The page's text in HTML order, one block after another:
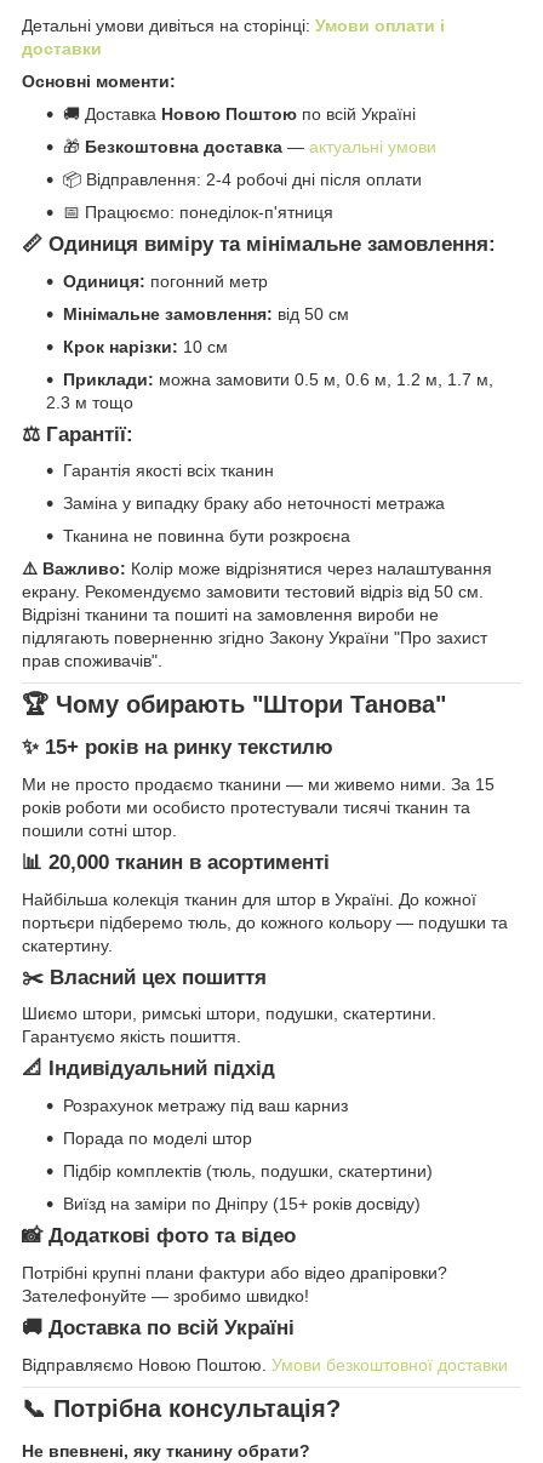
Детальні умови дивіться на сторінці: Умови оплати і
доставки
Основні моменти:
🚚 Доставка Новою Поштою по всій Україні
🎁 Безкоштовна доставка — актуальні умови
📦 Відправлення: 2-4 робочі дні після оплати
📅 Працюємо: понеділок-п'ятниця
📏 Одиниця виміру та мінімальне замовлення:
Одиниця: погонний метр
Мінімальне замовлення: від 50 см
Крок нарізки: 10 см
Приклади: можна замовити 0.5 м, 0.6 м, 1.2 м, 1.7 м,
2.3 м тощо
⚖️ Гарантії:
Гарантія якості всіх тканин
Заміна у випадку браку або неточності метража
Тканина не повинна бути розкроєна
⚠️ Важливо: Колір може відрізнятися через налаштування
екрану. Рекомендуємо замовити тестовий відріз від 50 см.
Відрізні тканини та пошиті на замовлення вироби не
підлягають поверненню згідно Закону України "Про захист
прав споживачів".
🏆 Чому обирають "Штори Танова"
✨ 15+ років на ринку текстилю
Ми не просто продаємо тканини — ми живемо ними. За 15
років роботи ми особисто протестували тисячі тканин та
пошили сотні штор.
📊 20,000 тканин в асортименті
Найбільша колекція тканин для штор в Україні. До кожної
портьєри підберемо тюль, до кожного кольору — подушки та
скатертину.
✂️ Власний цех пошиття
Шиємо штори, римські штори, подушки, скатертини.
Гарантуємо якість пошиття.
📐 Індивідуальний підхід
Розрахунок метражу під ваш карниз
Порада по моделі штор
Підбір комплектів (тюль, подушки, скатертини)
Виїзд на заміри по Дніпру (15+ років досвіду)
📸 Додаткові фото та відео
Потрібні крупні плани фактури або відео драпіровки?
Зателефонуйте — зробимо швидко!
🚚 Доставка по всій Україні
Відправляємо Новою Поштою. Умови безкоштовної доставки
📞 Потрібна консультація?
Не впевнені, яку тканину обрати?